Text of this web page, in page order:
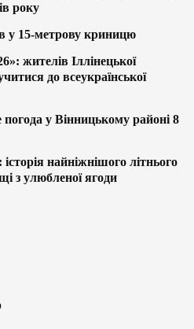
року
у 15-метрову криницю
жителів Іллінецької
до всеукраїнської
у Вінницькому районі 8
найніжнішого літнього
з улюбленої ягоди